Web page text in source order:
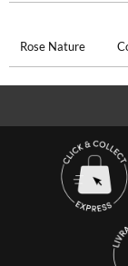
Rose Nature